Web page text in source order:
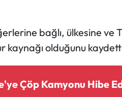
bağlı, ülkesine ve
kaynağı olduğunu
Çöp Kamyonu Hibe